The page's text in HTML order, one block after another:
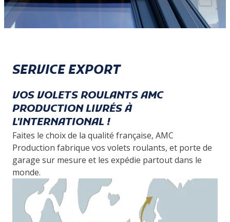
SERVICE EXPORT
VOS VOLETS ROULANTS AMC
PRODUCTION LIVRÉS À
L'INTERNATIONAL !
Faites le choix de la qualité française, AMC
Production fabrique vos volets roulants, et porte de
garage sur mesure et les expédie partout dans le
monde.